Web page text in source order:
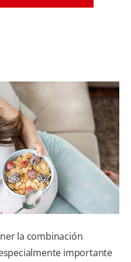
PARA PROFESIONALES
AR (ES)
SUSCRIBITE
la combinación
importante